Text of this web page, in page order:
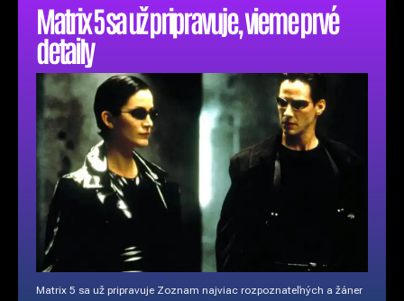
Matrix 5 sa už pripravuje, vieme prvé
detaily
Matrix 5 sa už pripravuje Zoznam najviac rozpoznateľných a žáner